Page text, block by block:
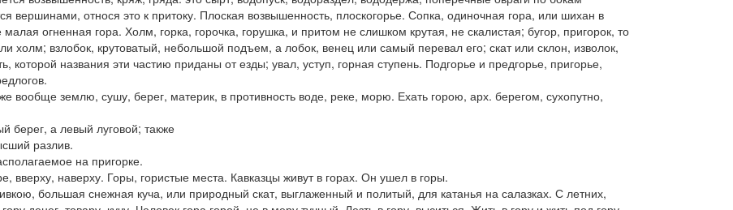
вершинами, относя это к притоку. Плоская возвышенность, плоскогорье. Сопка, одиночная гора, или шихан в
огненная гора. Холм, горка, горочка, горушка, и притом не слишком крутая, не скалистая; бугор, пригорок, то
холм; взлобок, крутоватый, небольшой подъем, а лобок, венец или самый перевал его; скатили склон, изволок,
которой названия эти частию приданы от езды; увал, уступ, горная ступень. Подгорье и предгорье, пригорье,
вообще землю, сушу, берег, материк, в противность воде, реке, морю. Ехать горою, арх. берегом, сухопутно,
берег, а левый луговой; также
разлив.
на пригорке.
вверху, наверху. Горы, гористые места. Кавказцы живут в горах. Он ушел в горы.
большая снежная куча, или природный скат, выглаженный и политый, для катанья на салазках. С летних,